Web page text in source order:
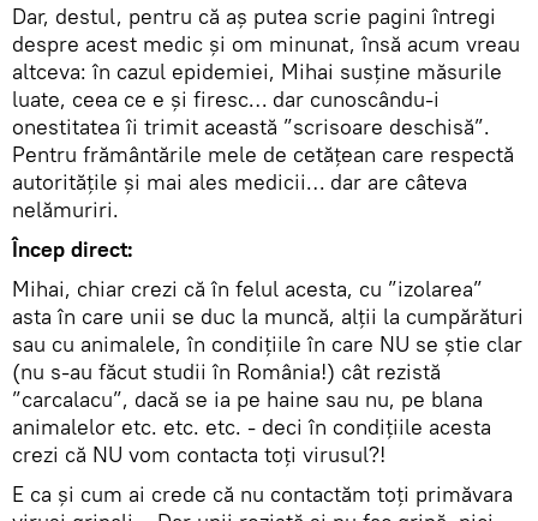
Dar, destul, pentru că aș putea scrie pagini întregi
despre acest medic și om minunat, însă acum vreau
altceva: în cazul epidemiei, Mihai susține măsurile
luate, ceea ce e și firesc… dar cunoscându-i
onestitatea îi trimit această ”scrisoare deschisă”.
Pentru frământările mele de cetățean care respectă
autoritățile și mai ales medicii… dar are câteva
nelămuriri.
Încep direct:
Mihai, chiar crezi că în felul acesta, cu ”izolarea”
asta în care unii se duc la muncă, alții la cumpărături
sau cu animalele, în condițiile în care NU se știe clar
(nu s-au făcut studii în România!) cât rezistă
”carcalacu”, dacă se ia pe haine sau nu, pe blana
animalelor etc. etc. etc. - deci în condițiile acesta
crezi că NU vom contacta toți virusul?!
E ca și cum ai crede că nu contactăm toți primăvara